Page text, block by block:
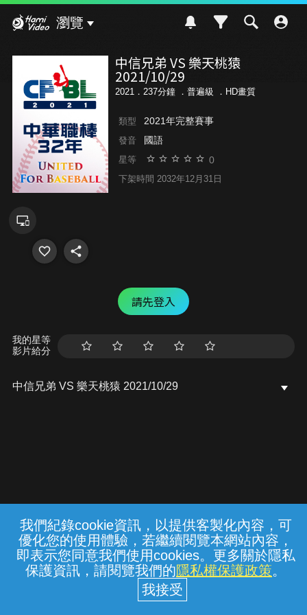
我們紀錄cookie資訊，以提供客製化內容，可
優化您的使用體驗，若繼續閱覽本網站內容，
即表示您同意我們使用cookies。更多關於隱私
保護資訊，請閱覽我們的隱私權保護政策。
瀏覽
中信兄弟 VS 樂天桃猿
2021/10/29
2021．237分鐘 ． 普遍級 ．HD畫質
類型 2021年完整賽事
發音 國語
星等 0
下架時間 2032年12月31日
請先登入
我的星等
影片給分
中信兄弟 VS 樂天桃猿 2021/10/29
常見問題 線上客服 服務條款 隱私權保護
中華電信股份有限公司個人家庭分公司
(統一編號：96979949) © 2026
{{notifyMsg}}